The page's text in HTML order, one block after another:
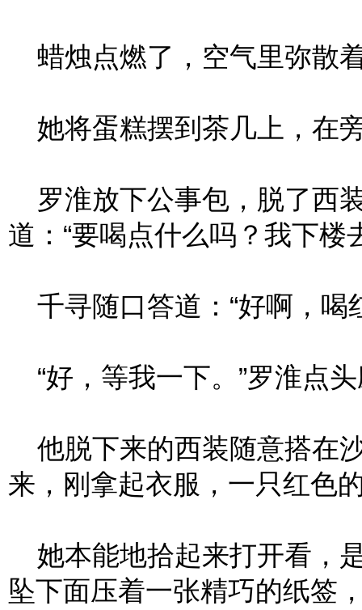
蜡烛点燃了，空气里弥散
她将蛋糕摆到茶几上，在
罗淮放下公事包，脱了西
道：“要喝点什么吗？我下楼
千寻随口答道：“好啊，喝
“好，等我一下。”罗淮点
他脱下来的西装随意搭在
来，刚拿起衣服，一只红色
她本能地拾起来打开看，
坠下面压着一张精巧的纸签